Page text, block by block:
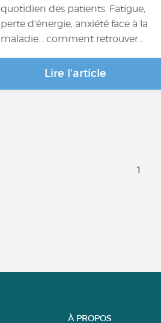
quotidien des patients. Fatigue,
perte d’énergie, anxiété face à la
maladie… comment retrouver…
Lire l'article
1
À PROPOS